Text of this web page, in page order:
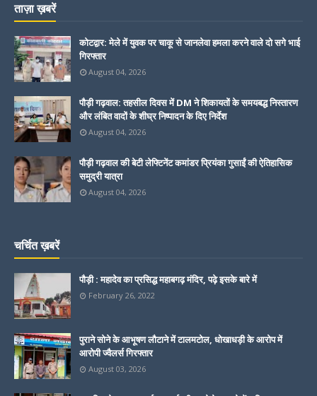
ताज़ा ख़बरें
कोटद्वार: मेले में युवक पर चाकू से जानलेवा हमला करने वाले दो सगे भाई
गिरफ्तार
August 04, 2026
पौड़ी गढ़वाल: तहसील दिवस में DM ने शिकायतों के समयबद्ध निस्तारण
और लंबित वादों के शीघ्र निष्पादन के दिए निर्देश
August 04, 2026
पौड़ी गढ़वाल की बेटी लेफ्टिनेंट कमांडर प्रियंका गुसाईं की ऐतिहासिक
समुद्री यात्रा
August 04, 2026
चर्चित ख़बरें
पौड़ी : महादेव का प्रसिद्ध महाबगढ़ मंदिर, पढ़े इसके बारे में
February 26, 2022
पुराने सोने के आभूषण लौटाने में टालमटोल, धोखाधड़ी के आरोप में
आरोपी ज्वैलर्स गिरफ्तार
August 03, 2026